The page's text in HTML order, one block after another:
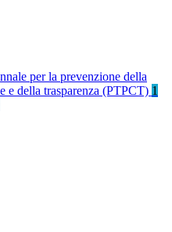
per la prevenzione della
e della trasparenza (PTPCT) 1